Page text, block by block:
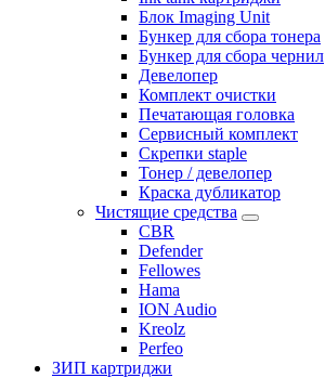
Блок Imaging Unit
Бункер для сбора тонера
Бункер для сбора чернил
Девелопер
Комплект очистки
Печатающая головка
Сервисный комплект
Скрепки staple
Тонер / девелопер
Краска дубликатор
Чистящие средства
CBR
Defender
Fellowes
Hama
ION Audio
Kreolz
Perfeo
ЗИП картриджи